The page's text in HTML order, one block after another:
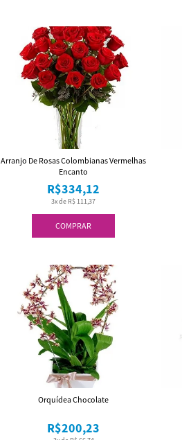
COMPRAR
3x de R$ 111,37
R$334,12
Arranjo De Rosas Colombianas Vermelhas
Encanto
R$200,23
Orquídea Chocolate